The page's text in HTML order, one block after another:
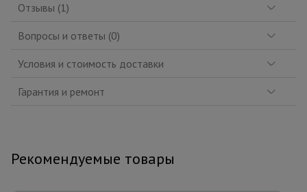
Отзывы (1)
Вопросы и ответы (0)
Условия и стоимость доставки
Гарантия и ремонт
Рекомендуемые товары